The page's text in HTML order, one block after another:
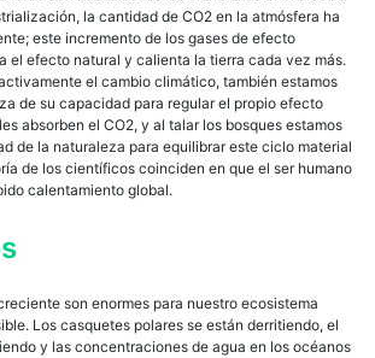
la cantidad de CO2 en la atmósfera ha
este incremento de los gases de efecto
el efecto natural y calienta la tierra cada vez más.
el cambio climático, también estamos
de su capacidad para regular el propio efecto
absorben el CO2, y al talar los bosques estamos
de la naturaleza para equilibrar este ciclo material
de los científicos coinciden en que el ser humano
calentamiento global.
son enormes para nuestro ecosistema
Los casquetes polares se están derritiendo, el
y las concentraciones de agua en los océanos